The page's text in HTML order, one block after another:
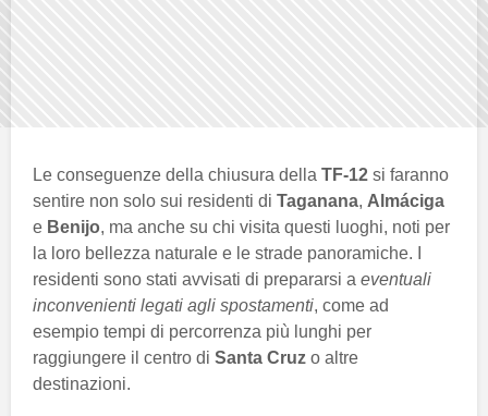
Le conseguenze della chiusura della TF-12 si faranno
sentire non solo sui residenti di Taganana, Almáciga
e Benijo, ma anche su chi visita questi luoghi, noti per
la loro bellezza naturale e le strade panoramiche. I
residenti sono stati avvisati di prepararsi a eventuali
inconvenienti legati agli spostamenti, come ad
esempio tempi di percorrenza più lunghi per
raggiungere il centro di Santa Cruz o altre
destinazioni.